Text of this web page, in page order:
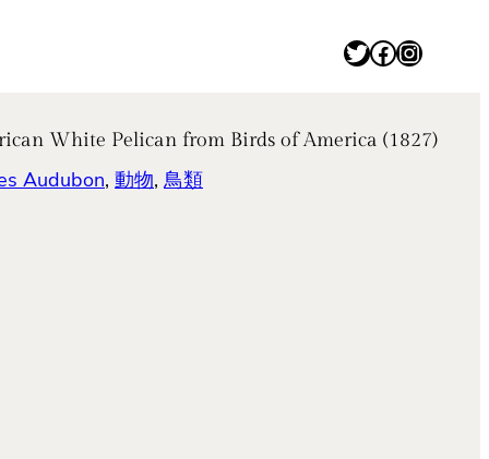
Twitter Facebook Instagram
White Pelican from Birds of America (1827)
Audubon, 動物, 鳥類